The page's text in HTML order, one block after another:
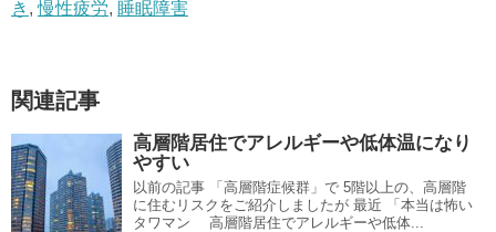
き ,慢性疲労, 睡眠障害
関連記事
高層階居住でアレルギーや低体温になり
やすい
以前の記事 「高層階症候群」で 5階以上の、高層階
に住むリスクをご紹介しましたが 最近 「本当は怖い
タワマン 高層階居住でアレルギーや低体...